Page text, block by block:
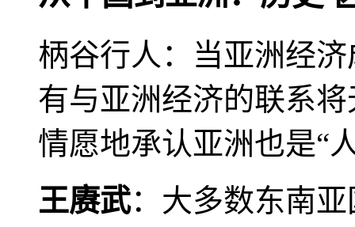
柄谷行人：当亚洲经
有与亚洲经济的联系
情愿地承认亚洲也是“
王赓武：大多数东南